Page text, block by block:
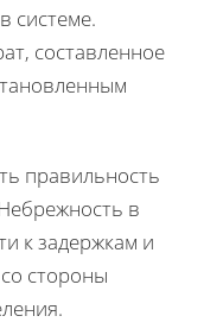
системе.
составленное
правильность
в
к задержкам и
стороны